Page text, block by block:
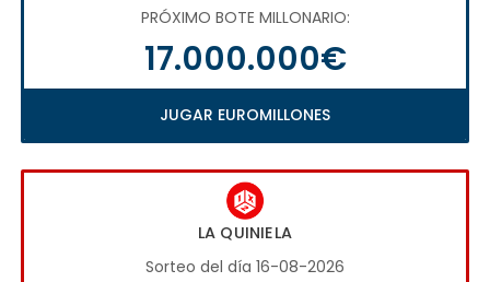
PRÓXIMO BOTE MILLONARIO:
17.000.000€
JUGAR EUROMILLONES
LA QUINIELA
Sorteo del día 16-08-2026